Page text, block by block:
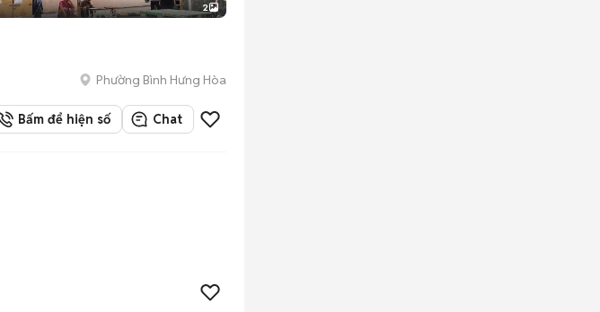
2
Phường Bình Hưng Hòa
Bấm để hiện số Chat